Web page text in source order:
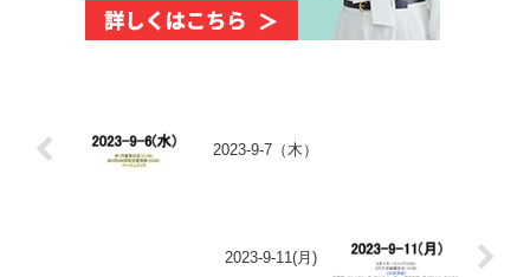
2023-9-7（木）
2023-9-11(月)